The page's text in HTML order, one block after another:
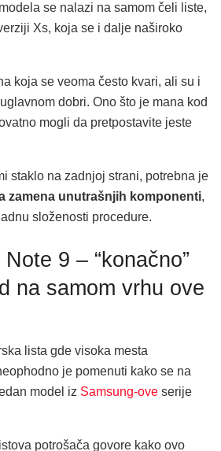
se nalazi na samom čeli liste,
Xs, koja se i dalje naširoko
koja se veoma često kvari, ali su i
dobri. Ono što je mana kod
mogli da pretpostavite jeste
staklo na zadnjoj strani, potrebna je
zamena unutrašnjih komponenti,
složenosti procedure.
9 – “konačno”
na samom vrhu ove
lista gde visoka mesta
je pomenuti kako se na
model iz Samsung-ove serije
potrošača govore kako ovo